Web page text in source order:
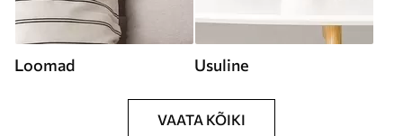
Loomad Usuline
VAATA KÕIKI